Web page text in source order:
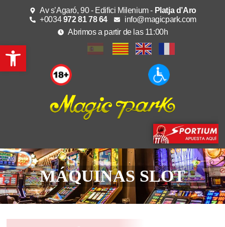
Av s’Agaró, 90 - Edifici Milenium - Platja d’Aro
+0034972 81 78 64
info@magicpark.com
Abrimos a partir de las 11:00h
MÁQUINAS SLOT
Abrir barra de herramientas